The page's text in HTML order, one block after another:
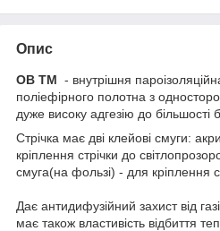
Опис
ОВ ТМ - внутрішня
поліефірного полотна з
дуже високу адгезію до більшості
Стрічка має дві клейові смуги:
кріплення стрічки до
смуга(на фользі) - для кріплення
Дає антидифузійний захист від
має також властивість відбиття